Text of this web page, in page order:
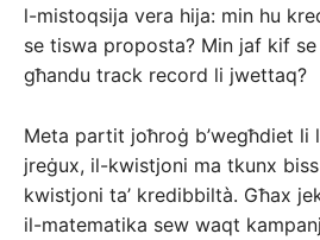
l-mistoqsija vera hija: min hu
se tiswa proposta? Min jaf kif se
għandu track record li jwettaq?
Meta partit joħroġ b’wegħdiet li
jreġux, il-kwistjoni ma tkunx
kwistjoni ta’ kredibbiltà. Għax
il-matematika sew waqt